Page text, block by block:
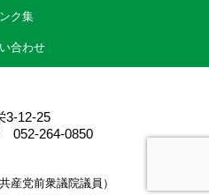
ク集
合わせ
3-12-25
264-0850
産党前衆議院議員）